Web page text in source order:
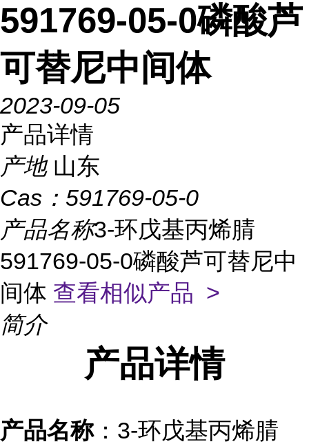
591769-05-0磷酸芦
可替尼中间体
2023-09-05
产品详情
产地 山东
Cas： 591769-05-0
产品名称3-环戊基丙烯腈
591769-05-0磷酸芦可替尼中
间体 查看相似产品 >
简介
产品详情
产品名称：3-环戊基丙烯腈